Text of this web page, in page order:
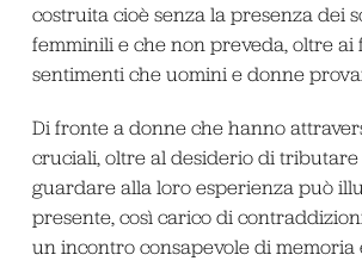
costruita cioè senza la presenza dei
femminili e che non preveda, oltre ai
sentimenti che uomini e donne
Di fronte a donne che hanno
cruciali, oltre al desiderio di tributare
guardare alla loro esperienza può
presente, così carico di
un incontro consapevole di memoria